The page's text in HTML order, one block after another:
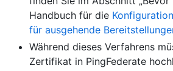
Handbuch für die
für ausgehende
Während dieses Verfahrens
Zertifikat in PingFederate